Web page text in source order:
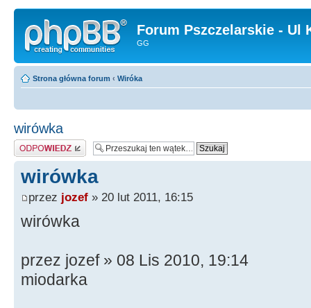
Forum Pszczelarskie - Ul
GG
Strona główna forum ‹ Wiróka
wirówka
Odpowiedz
wirówka
przez jozef » 20 lut 2011, 16:15
wirówka
przez jozef » 08 Lis 2010, 19:14
miodarka